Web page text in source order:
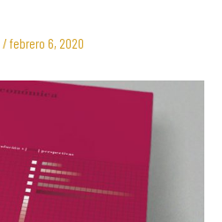
/febrero 6, 2020